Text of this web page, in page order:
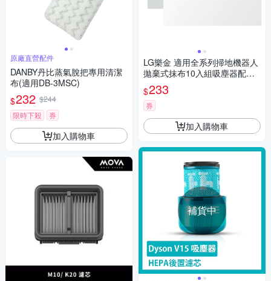
原廠直營配件
DANBY丹比蒸氣脫把專用清潔
布(適用DB-3MSC)
$232 $244
限時下殺
券
加入購物車
LG樂金 適用全系列掃地機器人
拋棄式抹布10入組吸塵器配件V
-HITMOPPAD
$233
券
加入購物車
補貨中